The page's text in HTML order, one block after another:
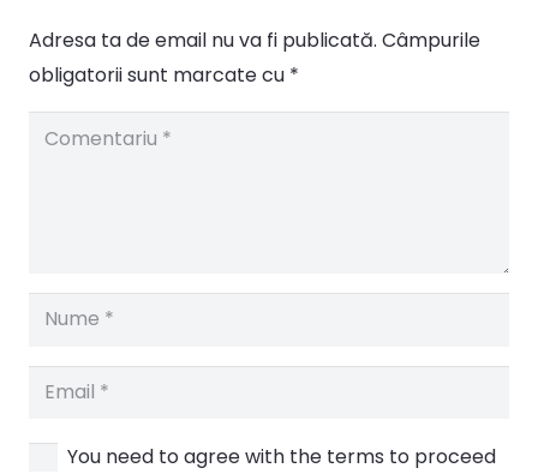
Adresa ta de email nu va fi publicată. Câmpurile
obligatorii sunt marcate cu *
You need to agree with the terms to proceed